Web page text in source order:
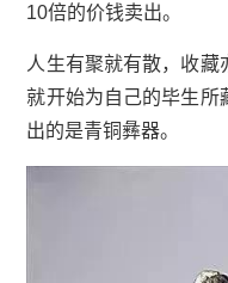
10倍的价钱卖出。
人生有聚就有散，收
就开始为自己的毕生所
出的是青铜彝器。